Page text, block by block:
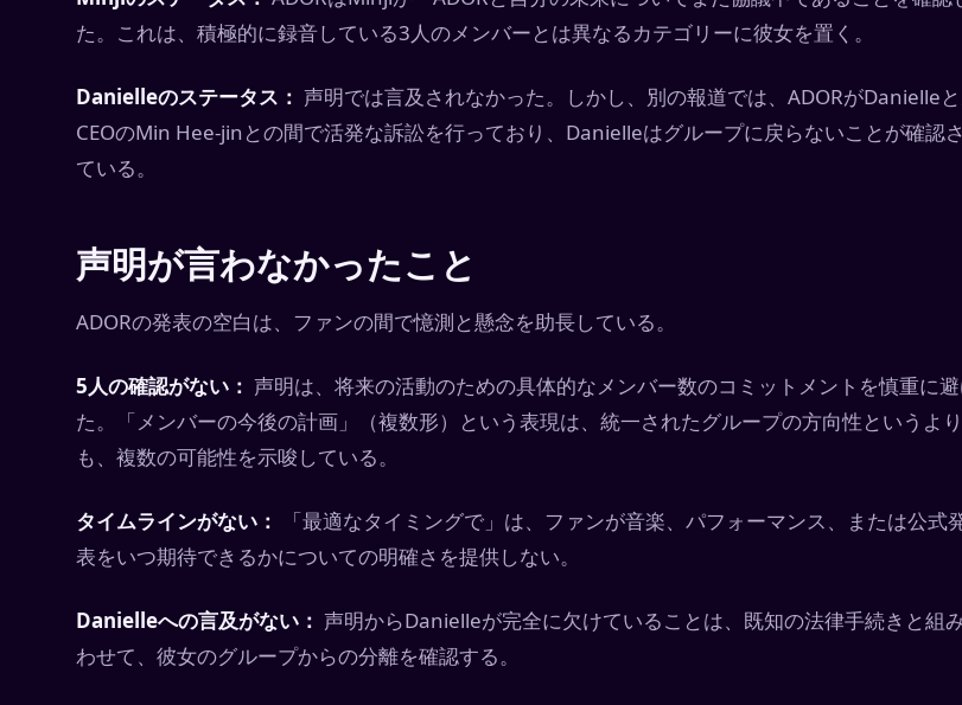
た。これは、積極的に録音している3人のメンバーとは異なるカテゴリーに彼女を置く。
Danielleのステータス： 声明では言及されなかった。しかし、別の報道では、ADORがDanielle
CEOのMin Hee-jinとの間で活発な訴訟を行っており、Danielleはグループに戻らないことが確認
ている。
声明が言わなかったこと
ADORの発表の空白は、ファンの間で憶測と懸念を助長している。
5人の確認がない： 声明は、将来の活動のための具体的なメンバー数のコミットメントを慎重に
た。「メンバーの今後の計画」（複数形）という表現は、統一されたグループの方向性というより
も、複数の可能性を示唆している。
タイムラインがない：
「最適なタイミングで」は、ファンが音楽、パフォーマンス、または公式
表をいつ期待できるかについての明確さを提供しない。
Danielleへの言及がない： 声明からDanielleが完全に欠けていることは、既知の法律手続きと組
わせて、彼女のグループからの分離を確認する。